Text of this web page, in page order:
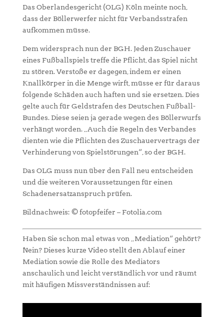
Das Oberlandesgericht (OLG) Köln meinte noch,
dass der Böllerwerfer nicht für Verbandsstrafen
aufkommen müsse.
Dem widersprach nun der BGH. Jeden Zuschauer
eines Fußballspiels treffe die Pflicht, das Spiel nicht
zu stören. Verstoße er dagegen, indem er einen
Knallkörper in die Menge wirft, müsse er für daraus
folgende Schäden auch haften und sie ersetzen. Dies
gelte auch für Geldstrafen des Deutschen Fußball-
Bundes. Diese seien ja gerade wegen des Böllerwurfs
verhängt worden. „Auch die Regeln des Verbandes
dienten wie die Pflichten des Zuschauervertrags der
Verhinderung von Spielstörungen“, so der BGH.
Das OLG muss nun über den Fall neu entscheiden
und die weiteren Voraussetzungen für einen
Schadenersatzanspruch prüfen.
Bildnachweis: ©fotopfeifer – Fotolia.com
Haben Sie schon mal etwas von „Mediation“ gehört?
Nein? Dieses kurze Video stellt den Ablauf einer
Mediation sowie die Rolle des Mediators
anschaulich und leicht verständlich vor und räumt
mit häufigen Missverständnissen auf: